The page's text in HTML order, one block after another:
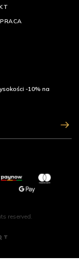
-10% na
reserved.